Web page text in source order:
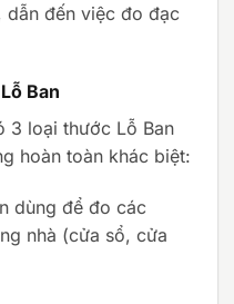
dẫn đến việc đo đạc
Ban
3 loại thước Lỗ Ban
hoàn toàn khác biệt:
dùng để đo các
nhà (cửa sổ, cửa